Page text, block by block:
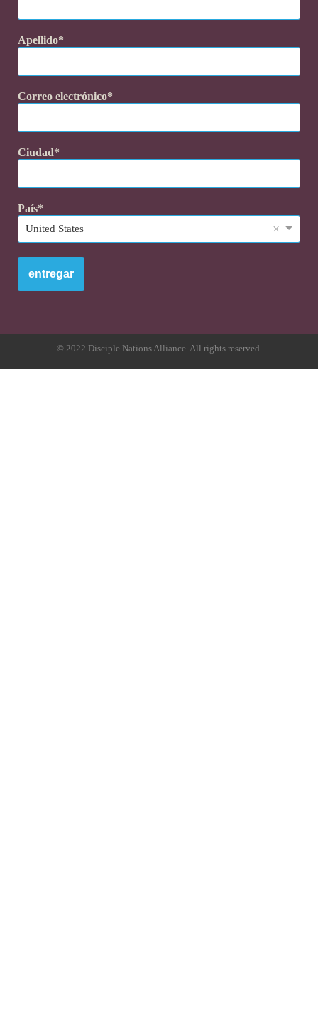
Apellido
Correo electrónico
Ciudad
País
United States ×
entregar
© 2022 Disciple Nations Alliance. All rights reserved.